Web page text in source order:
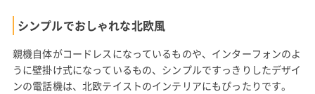
シンプルでおしゃれな北欧風
親機自体がコードレスになっているものや、インターフォンのよ
うに壁掛け式になっているもの、シンプルですっきりしたデザイ
ンの電話機は、北欧テイストのインテリアにもぴったりです。